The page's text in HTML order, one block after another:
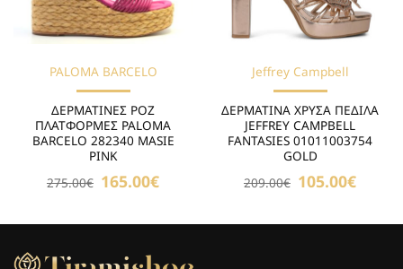
PALOMA BARCELO
ΔΕΡΜΑΤΙΝΕΣ POZ
ΠΛΑΤΦΟΡΜΕΣ PALOMA
BARCELO 282340 MASIE
PINK
275.00€ Original
price
165.00€Η
τρέχουσα
165.00€.
Jeffrey Campbell
ΔΕΡΜΑΤΙΝΑ ΧΡΥΣΑ ΠΕΔΙΛΑ
JEFFREY CAMPBELL
FANTASIES 01011003754
GOLD
209.00€ Original
price
105.00€Η